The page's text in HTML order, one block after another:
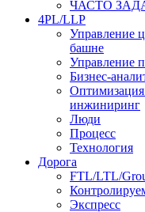
ЧАСТО
4PL/LLP
Управление
башне
Управление
Бизнес-
Оптимизация
инжиниринг
Люди
Процесс
Технология
Дорога
FTL/LTL/
Экспресс